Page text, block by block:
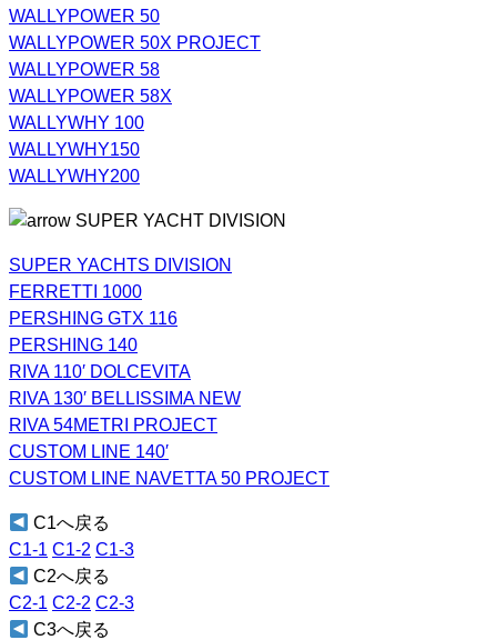
WALLYPOWER 50
WALLYPOWER 50X PROJECT
WALLYPOWER 58
WALLYPOWER 58X
WALLYWHY 100
WALLYWHY150
WALLYWHY200
SUPER YACHT DIVISION
SUPER YACHTS DIVISION
FERRETTI 1000
PERSHING GTX 116
PERSHING 140
RIVA 110′ DOLCEVITA
RIVA 130′ BELLISSIMA NEW
RIVA 54METRI PROJECT
CUSTOM LINE 140′
CUSTOM LINE NAVETTA 50 PROJECT
C1へ戻る
C1-1 C1-2 C1-3
C2へ戻る
C2-1 C2-2 C2-3
C3へ戻る